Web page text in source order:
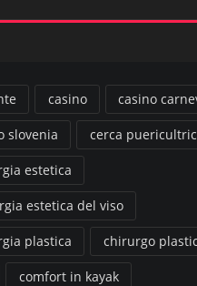
casino casino
slovenia cerca
estetica
estetica del viso
plastica chirurgo
comfort in kayak